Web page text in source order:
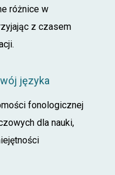
różnice w
z czasem
języka
fonologicznej
dla nauki,